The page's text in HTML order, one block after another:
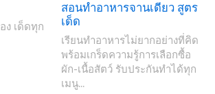
ง เด็ดทุก
สอนทำอาหารจานเดียว สูตร
เด็ด
เรียนทำอาหารไม่ยากอย่างที่คิด
พร้อมเกร็ดความรู้การเลือกซื้อ
ผัก-เนื้อสัตว์ รับประกันทำได้ทุก
เมนู...